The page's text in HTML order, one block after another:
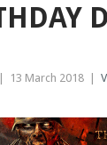
13 March 2018